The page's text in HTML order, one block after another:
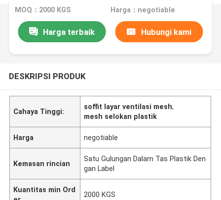
MOQ：2000 KGS Harga：negotiable
Harga terbaik Hubungi kami
DESKRIPSI PRODUK
Cahaya Tinggi:
soffit layar ventilasi mesh,
mesh selokan plastik
Harga negotiable
Kemasan rincian
Satu Gulungan Dalam Tas Plastik Den
gan Label
Kuantitas min Ord
2000 KGS